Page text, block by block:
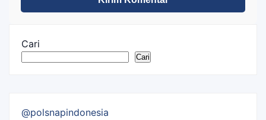
Cari
Cari
@polsnapindonesia